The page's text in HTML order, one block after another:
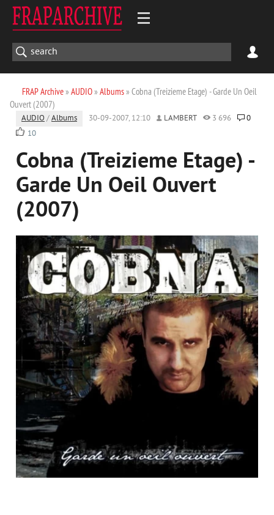
FRAP Archive» AUDIO» Albums» Cobna (Treizieme Etage) - Garde Un Oeil
Ouvert (2007)
AUDIO /Albums 30-09-2007, 12:10 LAMBERT 3 696
0
10
Cobna (Treizieme Etage) -
Garde Un Oeil Ouvert
(2007)